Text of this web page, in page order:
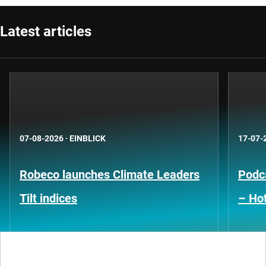
Latest articles
07-08-2026 · EINBLICK
Robeco launches Climate Leaders
Tilt indices
17-07-
–